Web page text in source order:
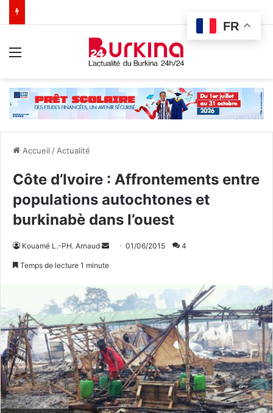
Accueil / Actualité
Côte d’Ivoire : Affrontements entre
populations autochtones et
burkinabè dans l’ouest
Kouamé L.-PH. Arnaud
y
e
r
u
n
c
o
u
01/06/2015 4
Temps de lecture 1 minute
FR